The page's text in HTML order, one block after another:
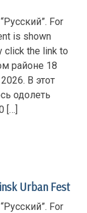
For
is shown
click the link to
районе 18
В этот
одолеть
[…]
Urban Fest
For